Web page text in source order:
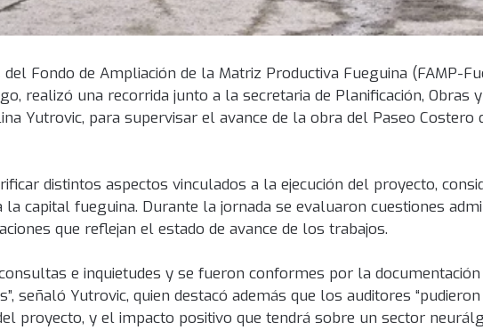
Fondo de Ampliación de la Matriz Productiva Fueguina (FAMP-
realizó una recorrida junto a la secretaria de Planificación, Obras
Yutrovic, para supervisar el avance de la obra del Paseo Costero
distintos aspectos vinculados a la ejecución del proyecto,
capital fueguina. Durante la jornada se evaluaron cuestiones
que reflejan el estado de avance de los trabajos.
e inquietudes y se fueron conformes por la
señaló Yutrovic, quien destacó además que los auditores
proyecto, y el impacto positivo que tendrá sobre un sector